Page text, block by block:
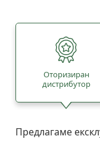
Oторизиран
дистрибутор
Предлагаме